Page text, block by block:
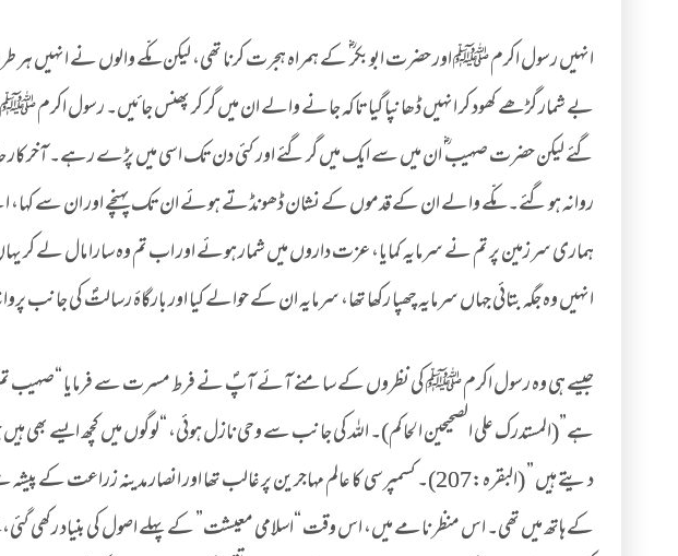
انہیں رسول اکرم ﷺ اور حضرت ابوبکر ؓ کے ہمراہ ہجرت کرنا تھی، لیکن مکّے والوں نے
بے شمار گڑھے کھود کر انہیں ڈھانپا گیا تاکہ جانے والے ان میں گر کر پھنس جائیں۔ رسول
گئے لیکن حضرت صہیب ؓ ان میں سے ایک میں گر گئے اور کئی دن تک اسی میں پڑے رہے۔ آخرکار
روانہ ہو گئے۔ مکّے والے ان کے قدموں کے نشان ڈھونڈتے ہوئے ان تک پہنچے اور ان سے کہا،
ہماری سرزمین پر تم نے سرمایہ کمایا، عزت داروں میں شمار ہوئے اور اب تم وہ سارا مال
انہیں وہ جگہ بتائی جہاں سرمایہ چھپا رکھا تھا، سرمایہ ان کے حوالے کیا اور بارگاۂ رسالتؐ کی جانب
جیسے ہی وہ رسول اکرم ﷺ کی نظروں کے سامنے آئے آپؐ نے فرط مسرت سے فرمایا “صہیب تم
ہے”(المستدرک علی الصحیحین الحاکم)۔ اللہ کی جانب سے وحی نازل ہوئی، “لوگوں میں کچھ ایسے بھی ہیں
دیتے ہیں ” (البقرہ:207)۔ کسمپرسی کا عالم مہاجرین پر غالب تھا اور انصار مدینہ
کے ہاتھ میں تھی۔ اس منظر نامے میں، اس وقت “اسلامی معیشت” کے پہلے اصول کی بنیاد رکھی